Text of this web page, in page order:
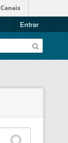
Canais
Entrar